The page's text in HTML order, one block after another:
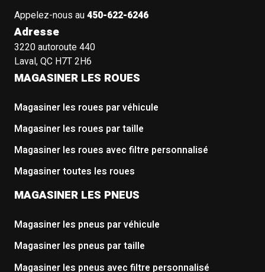
Appelez-nous au450-622-6246
Adresse
3220 autoroute 440
Laval, QC H7T 2H6
MAGASINER LES ROUES
Magasiner les roues par véhicule
Magasiner les roues par taille
Magasiner les roues avec filtre personnalisé
Magasiner toutes les roues
MAGASINER LES PNEUS
Magasiner les pneus par véhicule
Magasiner les pneus par taille
Magasiner les pneus avec filtre personnalisé